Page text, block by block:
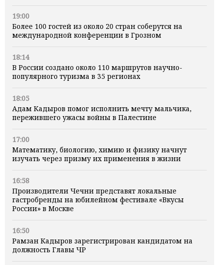
19:00
Более 100 гостей из около 20 стран соберутся на
международной конференции в Грозном
18:14
В России создано около 110 маршрутов научно-
популярного туризма в 35 регионах
18:05
Адам Кадыров помог исполнить мечту мальчика,
пережившего ужасы войны в Палестине
17:00
Математику, биологию, химию и физику начнут
изучать через призму их применения в жизни
16:58
Производители Чечни представят локальные
гастробренды на юбилейном фестивале «Вкусы
России» в Москве
16:50
Рамзан Кадыров зарегистрирован кандидатом на
должность Главы ЧР